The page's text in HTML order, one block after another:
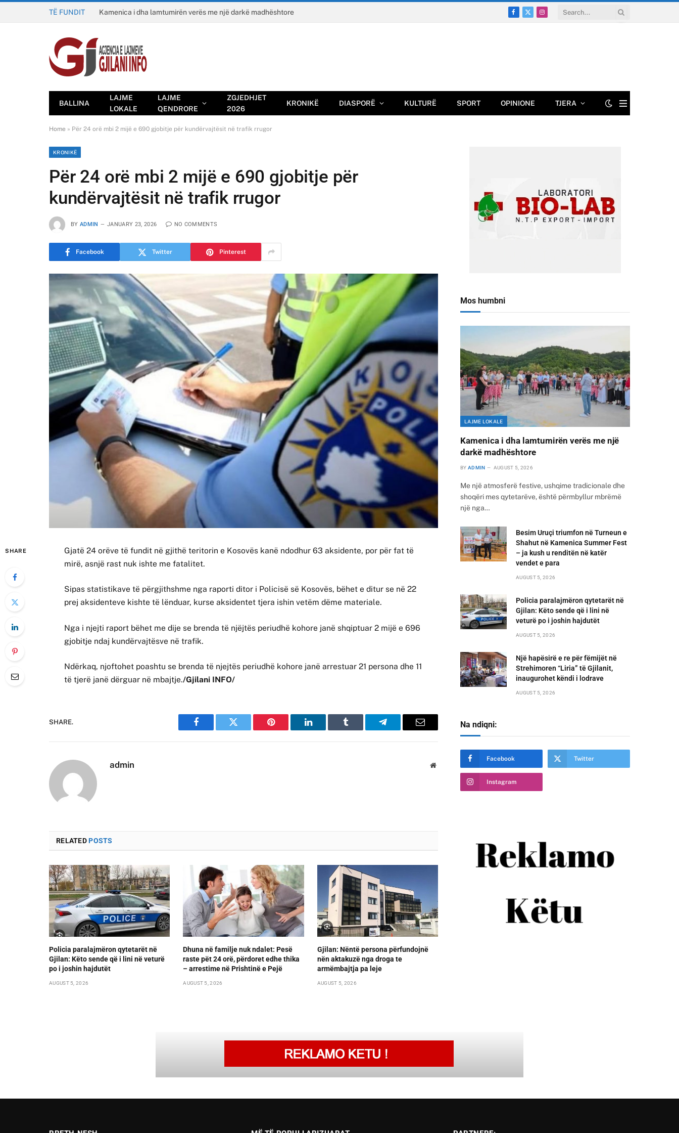
TË FUNDIT Kamenica i dha lamtumirën verës me një darkë madhështore
Facebook
X
Instagram
BALLINA
LAJME
LOKALE
LAJME
QENDRORE
ZGJEDHJET
2026
KRONIKË DIASPORË KULTURË SPORT OPINIONE TJERA
Home » Për 24 orë mbi 2 mijë e 690 gjobitje për kundërvajtësit në trafik rrugor
KRONIKË
Për 24 orë mbi 2 mijë e 690 gjobitje për
kundërvajtësit në trafik rrugor
BY ADMIN JANUARY 23, 2026 NO COMMENTS
Facebook Twitter Pinterest
SHARE
Gjatë 24 orëve të fundit në gjithë teritorin e Kosovës kanë ndodhur 63 aksidente, por për fat të
mirë, asnjë rast nuk ishte me fatalitet.
Sipas statistikave të përgjithshme nga raporti ditor i Policisë së Kosovës, bëhet e ditur se në 22
prej aksidenteve kishte të lënduar, kurse aksidentet tjera ishin vetëm dëme materiale.
Nga i njejti raport bëhet me dije se brenda të njëjtës periudhë kohore janë shqiptuar 2 mijë e 696
gjobitje ndaj kundërvajtësve në trafik.
Ndërkaq, njoftohet poashtu se brenda të njejtës periudhë kohore janë arrestuar 21 persona dhe 11
të tjerë janë dërguar në mbajtje./Gjilani INFO/
SHARE.
Facebook Twitter Pinterest LinkedIn Tumblr Telegram Email
admin Website
RELATEDPOSTS
Policia paralajmëron qytetarët në
Gjilan: Këto sende që i lini në veturë
po i joshin hajdutët
AUGUST 5, 2026
Dhuna në familje nuk ndalet: Pesë
raste pët 24 orë, përdoret edhe thika
– arrestime në Prishtinë e Pejë
AUGUST 5, 2026
Gjilan: Nëntë persona përfundojnë
nën aktakuzë nga droga te
armëmbajtja pa leje
AUGUST 5, 2026
Mos humbni
LAJME LOKALE
Kamenica i dha lamtumirën verës me një
darkë madhështore
BY ADMIN AUGUST 5, 2026
Me një atmosferë festive, ushqime tradicionale dhe
shoqëri mes qytetarëve, është përmbyllur mbrëmë
një nga…
Besim Uruçi triumfon në Turneun e
Shahut në Kamenica Summer Fest
– ja kush u renditën në katër
vendet e para
AUGUST 5, 2026
Policia paralajmëron qytetarët në
Gjilan: Këto sende që i lini në
veturë po i joshin hajdutët
AUGUST 5, 2026
Një hapësirë e re për fëmijët në
Strehimoren “Liria” të Gjilanit,
inaugurohet këndi i lodrave
AUGUST 5, 2026
Na ndiqni:
Facebook Twitter
Instagram